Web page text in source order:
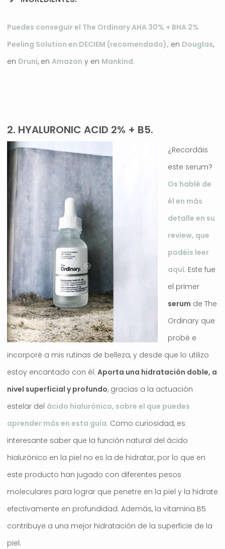
Puedes conseguir el The Ordinary AHA 30% + BHA 2%
Peeling Solution en DECIEM (recomendado), en Douglas,
en Druni, en Amazon y en Mankind.
2. HYALURONIC ACID 2% + B5.
¿Recordáis
este serum?
Os hablé de
él en más
detalle en su
review, que
podéis leer
aquí. Este fue
el primer
serum de The
Ordinary que
probé e
incorporé a mis rutinas de belleza, y desde que lo utilizo
estoy encantado con él. Aporta una hidratación doble, a
nivel superficial y profundo, gracias a la actuación
estelar del ácido hialurónico, sobre el que puedes
aprender más en esta guía. Como curiosidad, es
interesante saber que la función natural del ácido
hialurónico en la piel no es la de hidratar, por lo que en
este producto han jugado con diferentes pesos
moleculares para lograr que penetre en la piel y la hidrate
efectivamente en profundidad. Además, la vitamina B5
contribuye a una mejor hidratación de la superficie de la
piel.